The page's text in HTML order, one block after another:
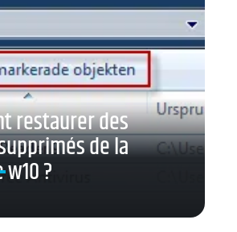
restaurer des
de la
?